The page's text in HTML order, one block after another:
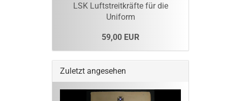
LSK Luftstreitkräfte für die
Uniform
59,00 EUR
Zuletzt angesehen